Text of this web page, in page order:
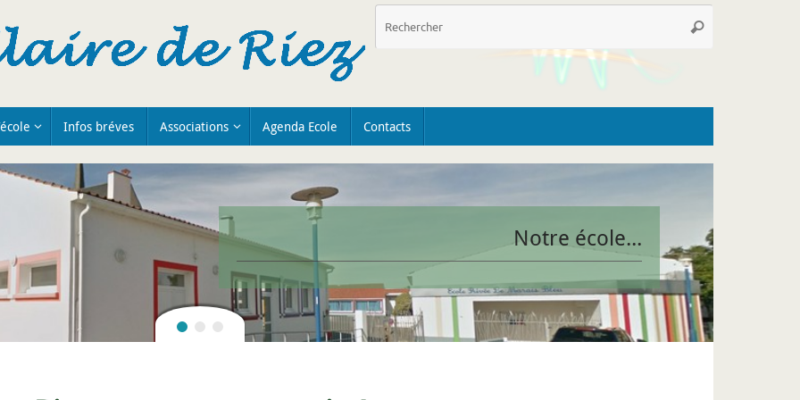
Rechercher
Infos bréves Associations Agenda Ecole Contacts
Notre école...